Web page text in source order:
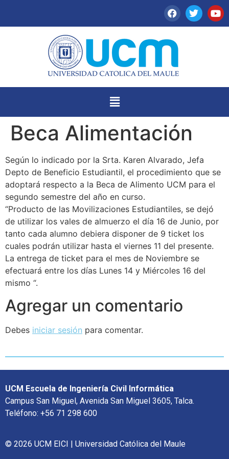
Beca Alimentación
Según lo indicado por la Srta. Karen Alvarado, Jefa
Depto de Beneficio Estudiantil, el procedimiento que se
adoptará respecto a la Beca de Alimento UCM para el
segundo semestre del año en curso.
“Producto de las Movilizaciones Estudiantiles, se dejó
de utilizar los vales de almuerzo el día 16 de Junio, por
tanto cada alumno debiera disponer de 9 ticket los
cuales podrán utilizar hasta el viernes 11 del presente.
La entrega de ticket para el mes de Noviembre se
efectuará entre los días Lunes 14 y Miércoles 16 del
mismo “.
Agregar un comentario
Debes iniciar sesión para comentar.
UCM Escuela de Ingeniería Civil Informática
Campus San Miguel, Avenida San Miguel 3605, Talca.
Teléfono: +56 71 298 600
© 2026 UCM EICI | Universidad Católica del Maule